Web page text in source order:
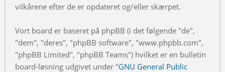
vilkårene efter de er opdateret og/eller skærpet.
Vort board er baseret på phpBB (i det følgende "de",
"dem", "deres", "phpBB software", "www.phpbb.com",
"phpBB Limited", "phpBB Teams") hvilket er en bulletin
board-løsning udgivet under "GNU General Public